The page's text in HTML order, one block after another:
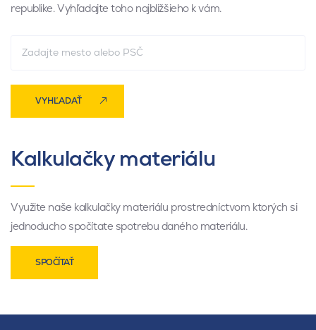
republike. Vyhľadajte toho najbližšieho k vám.
VYHĽADAŤ
Kalkulačky materiálu
Využite naše kalkulačky materiálu prostredníctvom ktorých si
jednoducho spočítate spotrebu daného materiálu.
SPOČÍTAŤ